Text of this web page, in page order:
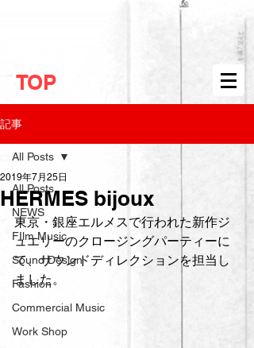
TOP
記事
All Posts
NEWS
FIlm Music
Sound Design
Fashion
Commercial Music
Work Shop
All Posts
HERMES bijoux
2019年7月25日
東京・銀座エルメスで行われた新作ジ
ュエリーのクロージングパーティーに
て、サウンドディレクションを担当し
ました。